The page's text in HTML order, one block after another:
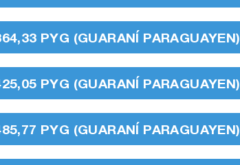
PYG (GUARANÍ PARAGUAYEN)
PYG (GUARANÍ PARAGUAYEN)
PYG (GUARANÍ PARAGUAYEN)